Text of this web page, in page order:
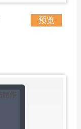
预览